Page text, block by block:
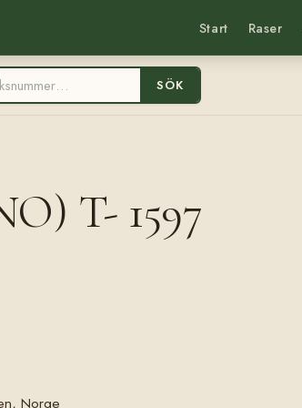
Start Raser
SÖK
T- 1597
Norge